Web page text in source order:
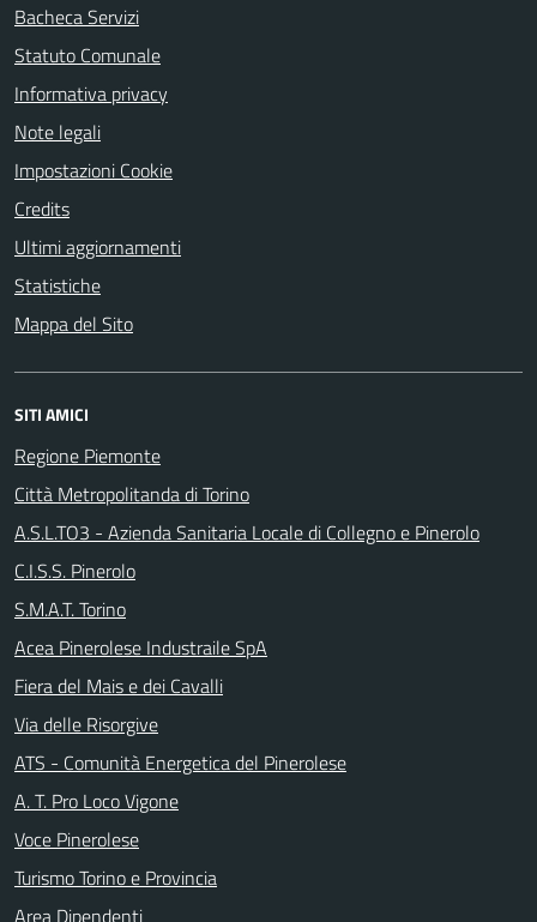
Bacheca Servizi
Statuto Comunale
Informativa privacy
Note legali
Impostazioni Cookie
Credits
Ultimi aggiornamenti
Statistiche
Mappa del Sito
SITI AMICI
Regione Piemonte
Città Metropolitanda di Torino
A.S.L.TO3 - Azienda Sanitaria Locale di Collegno e Pinerolo
C.I.S.S. Pinerolo
S.M.A.T. Torino
Acea Pinerolese Industraile SpA
Fiera del Mais e dei Cavalli
Via delle Risorgive
ATS - Comunità Energetica del Pinerolese
A. T. Pro Loco Vigone
Voce Pinerolese
Turismo Torino e Provincia
Area Dipendenti